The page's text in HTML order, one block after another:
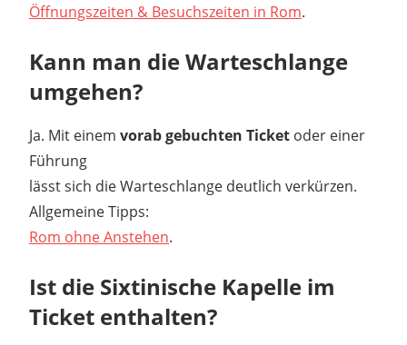
Öffnungszeiten & Besuchszeiten in Rom.
Kann man die Warteschlange
umgehen?
Ja. Mit einem vorab gebuchten Ticket oder einer
Führung
lässt sich die Warteschlange deutlich verkürzen.
Allgemeine Tipps:
Rom ohne Anstehen.
Ist die Sixtinische Kapelle im
Ticket enthalten?